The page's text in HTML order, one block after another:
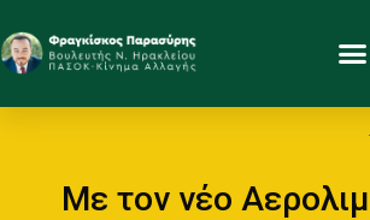
Με τον νέο